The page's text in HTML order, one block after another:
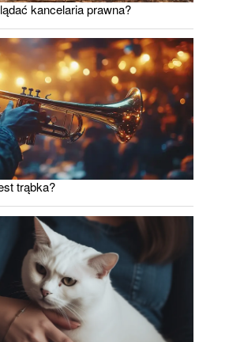
kancelaria prawna?
trąbka?